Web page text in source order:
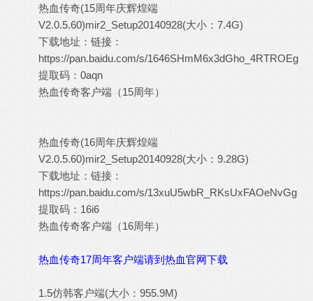
热血传奇(15周年庆辉煌端
V2.0.5.60)mir2_Setup20140928(大小：7.4G)
下载地址：链接：
https://pan.baidu.com/s/1646SHmM6x3dGho_4RTROEg
提取码：0aqn
热血传奇客户端（15周年）
热血传奇(16周年庆辉煌端
V2.0.5.60)mir2_Setup20140928(大小：9.28G)
下载地址：链接：
https://pan.baidu.com/s/13xuU5wbR_RKsUxFAOeNvGg
提取码：16i6
热血传奇客户端（16周年）
热血传奇17周年客户端请到热血官网下载
1.5仿韩客户端(大小：955.9M)